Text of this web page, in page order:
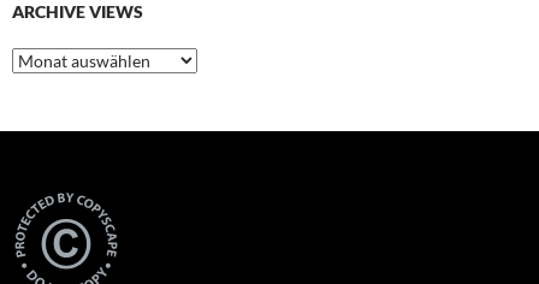
ARCHIVE VIEWS
Archive
Views